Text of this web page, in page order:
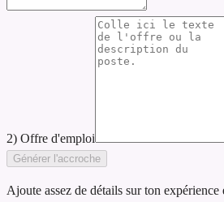
2) Offre d'emploi
Générer l'accroche
Ajoute assez de détails sur ton expérience